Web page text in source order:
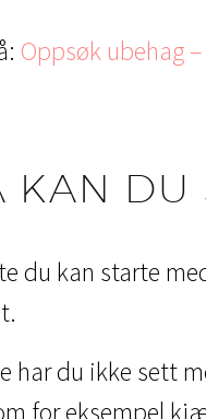
Oppsøk ubehag
KAN DU
du kan starte
har du ikke sett